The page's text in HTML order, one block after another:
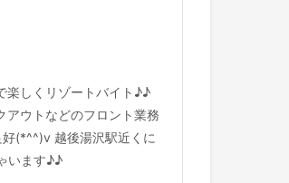
楽しくリゾートバイト♪♪
ウトなどのフロント業務
(*^^)v 越後湯沢駅近くに
います♪♪